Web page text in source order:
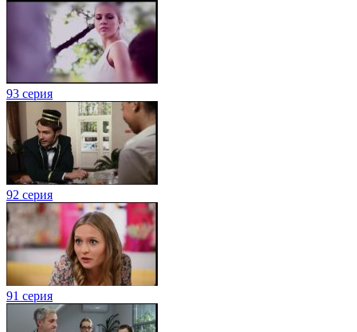
93 серия
92 серия
91 серия